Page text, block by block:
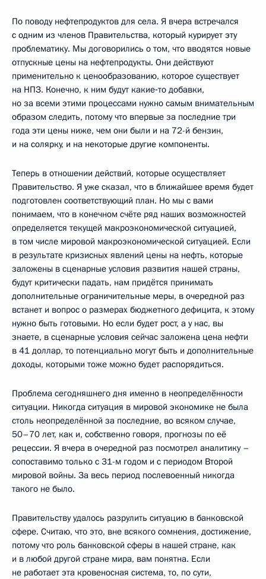
По поводу нефтепродуктов для села. Я вчера встречался
с одним из членов Правительства, который курирует эту
проблематику. Мы договорились о том, что вводятся новые
отпускные цены на нефтепродукты. Они действуют
применительно к ценообразованию, которое существует
на НПЗ. Конечно, к ним будут какие‑то добавки,
но за всеми этими процессами нужно самым внимательным
образом следить, потому что впервые за последние три
года эти цены ниже, чем они были и на 72-й бензин,
и на солярку, и на некоторые другие компоненты.
Теперь в отношении действий, которые осуществляет
Правительство. Я уже сказал, что в ближайшее время будет
подготовлен соответствующий план. Но мы с вами
понимаем, что в конечном счёте ряд наших возможностей
определяется текущей макроэкономической ситуацией,
в том числе мировой макроэкономической ситуацией. Если
в результате кризисных явлений цены на нефть, которые
заложены в сценарные условия развития нашей страны,
будут критически падать, нам придётся принимать
дополнительные ограничительные меры, в очередной раз
встанет и вопрос о размерах бюджетного дефицита, к этому
нужно быть готовыми. Но если будет рост, а у нас, вы
знаете, в сценарные условия сейчас заложена цена нефти
в 41 доллар, то потенциально могут быть и дополнительные
доходы, которыми тоже можно будет распорядиться.
Проблема сегодняшнего дня именно в неопределённости
ситуации. Никогда ситуация в мировой экономике не была
столь неопределённой за последние, во всяком случае,
50–70 лет, как и, собственно говоря, прогнозы по её
рецессии. Я вчера в очередной раз посмотрел аналитику –
сопоставимо только с 31-м годом и с периодом Второй
мировой войны. За весь период послевоенный никогда
такого не было.
Правительству удалось разрулить ситуацию в банковской
сфере. Считаю, что это, вне всякого сомнения, достижение,
потому что роль банковской сферы в нашей стране, как
и в любой другой стране мира, вам понятна. Если
не работает эта кровеносная система, то, по сути,